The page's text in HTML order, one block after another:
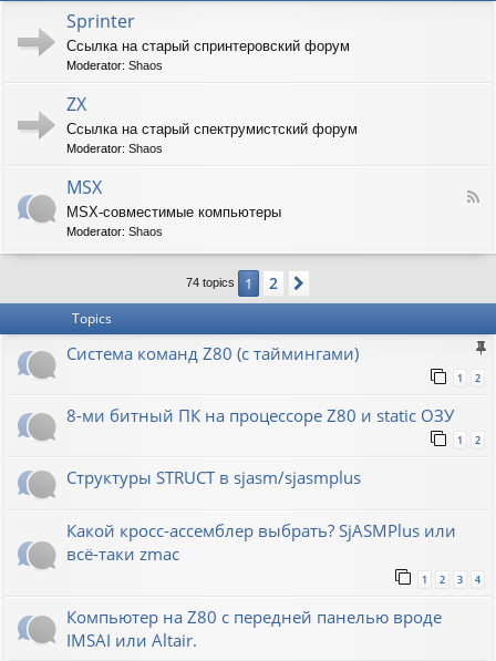
Sprinter
Ссылка на старый спринтеровский форум
Moderator: Shaos
ZX
Ссылка на старый спектрумистский форум
Moderator: Shaos
F
S
MSX
MSX-совместимые компьютеры
Moderator: Shaos
74 topics 1 2
Topics
Система команд Z80 (с таймингами)
1 2
8-ми битный ПК на процессоре Z80 и static ОЗУ
1 2
Структуры STRUCT в sjasm/sjasmplus
Какой кросс-ассемблер выбрать? SjASMPlus или
всё-таки zmac
1 2 3 4
Компьютер на Z80 с передней панелью вроде
IMSAI или Altair.